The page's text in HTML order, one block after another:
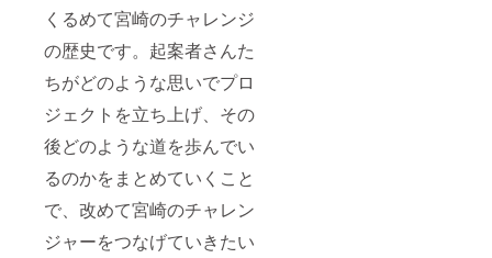
くるめて宮崎のチャレンジ
の歴史です。起案者さんた
ちがどのような思いでプロ
ジェクトを立ち上げ、その
後どのような道を歩んでい
るのかをまとめていくこと
で、改めて宮崎のチャレン
ジャーをつなげていきたい